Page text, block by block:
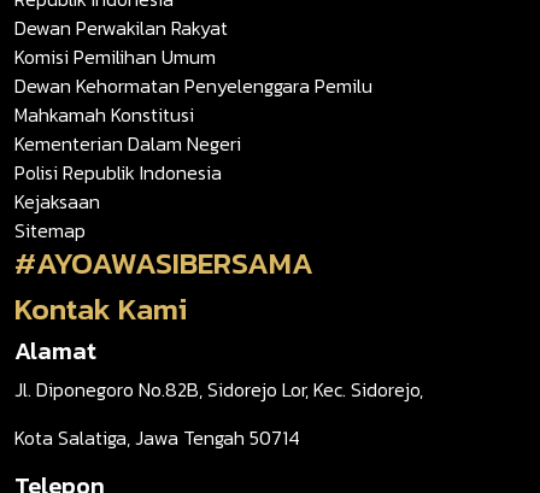
Dewan Perwakilan Rakyat
Komisi Pemilihan Umum
Dewan Kehormatan Penyelenggara Pemilu
Mahkamah Konstitusi
Kementerian Dalam Negeri
Polisi Republik Indonesia
Kejaksaan
Sitemap
#AYOAWASIBERSAMA
Kontak Kami
Alamat
Jl. Diponegoro No.82B, Sidorejo Lor, Kec. Sidorejo,
Kota Salatiga, Jawa Tengah 50714